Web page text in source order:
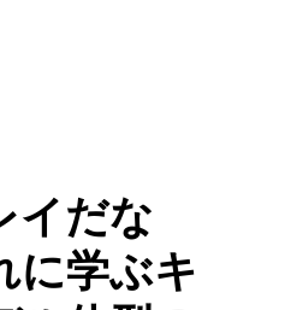
イだな
に学ぶキ